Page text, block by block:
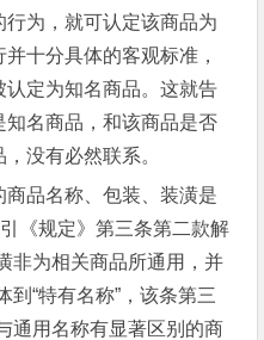
为，就可认定该商品为
十分具体的客观标准，
定为知名商品。这就告
名商品，和该商品是否
没有必然联系。
品名称、包装、装潢是
《规定》第三条第二款解
非为相关商品所通用，并
到“特有名称”，该条第三
通用名称有显著区别的商